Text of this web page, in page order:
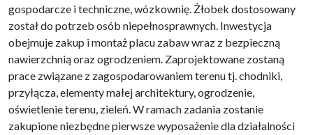
gospodarcze i techniczne, wózkownię. Żłobek dostosowany
został do potrzeb osób niepełnosprawnych. Inwestycja
obejmuje zakup i montaż placu zabaw wraz z bezpieczną
nawierzchnią oraz ogrodzeniem. Zaprojektowane zostaną
prace związane z zagospodarowaniem terenu tj. chodniki,
przyłącza, elementy małej architektury, ogrodzenie,
oświetlenie terenu, zieleń. W ramach zadania zostanie
zakupione niezbędne pierwsze wyposażenie dla działalności